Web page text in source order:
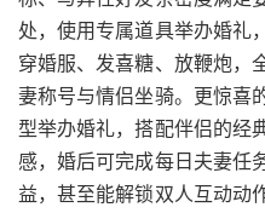
处，使用专属道具举办婚礼
穿婚服、发喜糖、放鞭炮，
妻称号与情侣坐骑。更惊喜
型举办婚礼，搭配伴侣的经
感，婚后可完成每日夫妻任
益，甚至能解锁双人互动动